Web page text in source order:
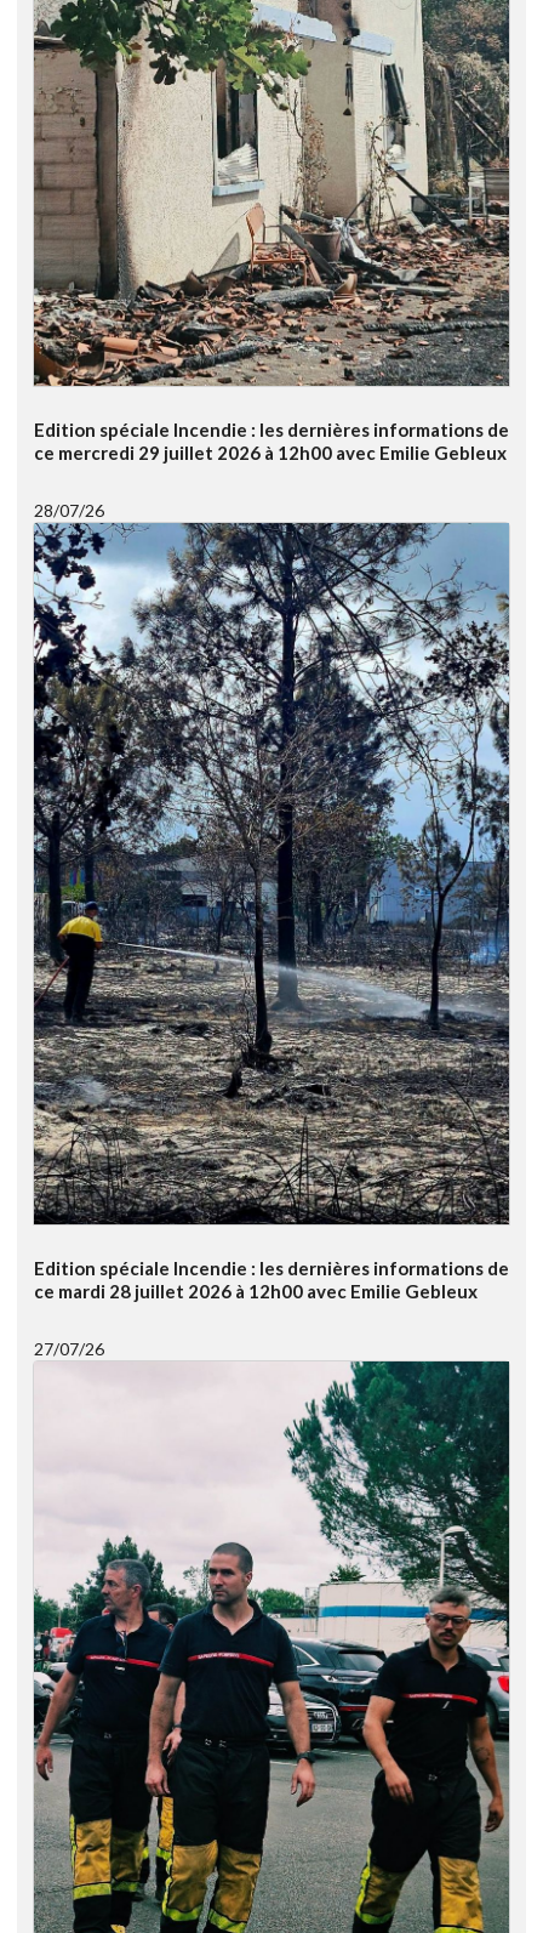
Edition spéciale Incendie : les dernières informations de
ce mercredi 29 juillet 2026 à 12h00 avec Emilie Gebleux
28/07/26
Edition spéciale Incendie : les dernières informations de
ce mardi 28 juillet 2026 à 12h00 avec Emilie Gebleux
27/07/26